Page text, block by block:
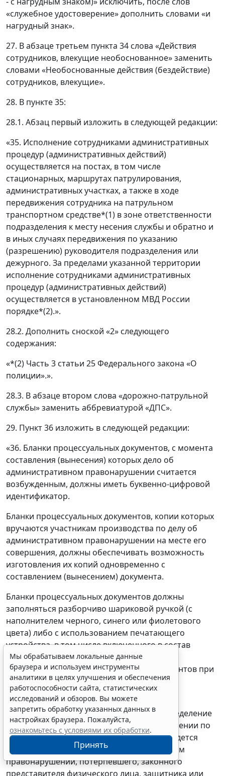
«служебное удостоверение» дополнить словами «и
нагрудный знак».
27. В абзаце третьем пункта 34 слова «Действия
сотрудников, влекущие необоснованное» заменить
словами «Необоснованные действия (бездействие)
сотрудников, влекущие».
28. В пункте 35:
28.1. Абзац первый изложить в следующей редакции:
«35. Исполнение сотрудниками административных
процедур (административных действий)
осуществляется на постах, в том числе
стационарных, маршрутах патрулирования,
административных участках, а также в ходе
передвижения сотрудника на патрульном
транспортном средстве*(1) в зоне ответственности
подразделения к месту несения службы и обратно и
в иных случаях передвижения по указанию
(разрешению) руководителя подразделения или
дежурного. За пределами указанной территории
исполнение сотрудниками административных
процедур (административных действий)
осуществляется в установленном МВД России
порядке*(2).».
28.2. Дополнить сноской «2» следующего
содержания:
«*(2) Часть 3 статьи 25 Федерального закона «О
полиции».».
28.3. В абзаце втором слова «дорожно-патрульной
службы» заменить аббревиатурой «ДПС».
29. Пункт 36 изложить в следующей редакции:
«36. Бланки процессуальных документов, с момента
составления (вынесения) которых дело об
административном правонарушении считается
возбужденным, должны иметь буквенно-цифровой
идентификатор.
Бланки процессуальных документов, копии которых
вручаются участникам производства по делу об
административном правонарушении на месте его
совершения, должны обеспечивать возможность
изготовления их копий одновременно с
составлением (вынесением) документа.
Бланки процессуальных документов должны
заполняться разборчиво шариковой ручкой (с
наполнителем черного, синего или фиолетового
цвета) либо с использованием печатающего
устройства, в том числе включенного в состав
программно-технического комплекса
автоматизированного оформления документов при
привлечении лиц к административной
ответственности.
Сотрудник, вынесший постановление, определение
по делу об административном правонарушении по
заявлению лица, в отношении которого ведется
производство по делу об административном
правонарушении, потерпевшего, законного
представителя физического лица, защитника или
Мы обрабатываем локальные данные
браузера и используем инструменты
аналитики в целях улучшения и обеспечения
работоспособности сайта, статистических
исследований и обзоров. Вы можете
запретить обработку указанных данных в
настройках браузера. Пожалуйста,
ознакомьтесь с условиями их обработки.
Принять